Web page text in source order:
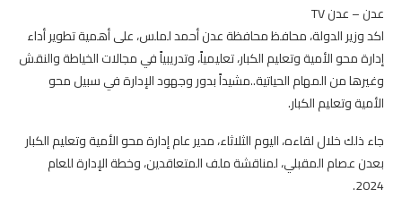
عدن – عدن TV
اكد وزير الدولة، محافظ محافظة عدن أحمد لملس، على أهمية تطوير أداء
إدارة محو الأمية وتعليم الكبار، تعليمياً، وتدريبياً في مجالات الخياطة والنقش
وغيرها من المهام الحياتية..مشيداً بدور وجهود الإدارة في سبيل محو
الأمية وتعليم الكبار.
جاء ذلك خلال لقاءه، اليوم الثلاثاء، مدير عام إدارة محو الأمية وتعليم الكبار
بعدن عصام المقبلي، لمناقشة ملف المتعاقدين، وخطة الإدارة للعام
2024.